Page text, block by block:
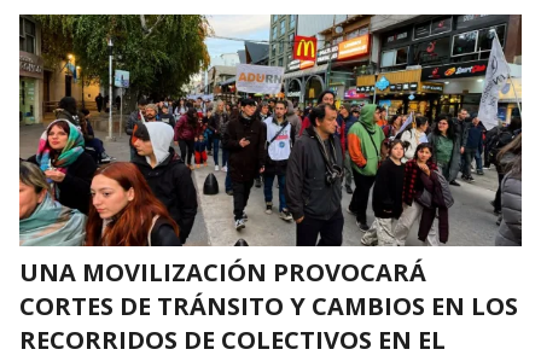
UNA MOVILIZACIÓN PROVOCARÁ
CORTES DE TRÁNSITO Y CAMBIOS EN LOS
RECORRIDOS DE COLECTIVOS EN EL